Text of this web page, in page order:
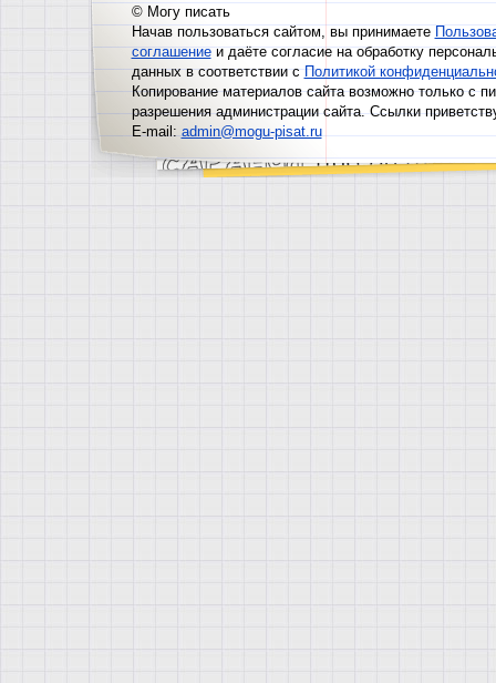
© Могу писать
Начав пользоваться сайтом, вы принимаете
соглашениеи даёте согласие на обработку
данных в соответствии сПолитикой
Копирование материалов сайта возможно только с
разрешения администрации сайта. Ссылки
E-mail:admin@mogu-pisat.ru